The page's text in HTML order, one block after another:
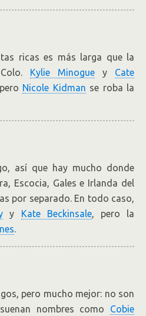
ricas es más larga que la
Kylie Minogue y Cate
Nicole Kidman se roba la
así que hay mucho donde
Escocia, Gales e Irlanda del
por separado. En todo caso,
y Kate Beckinsale, pero la
.
pero mucho mejor: no son
nombres como Cobie